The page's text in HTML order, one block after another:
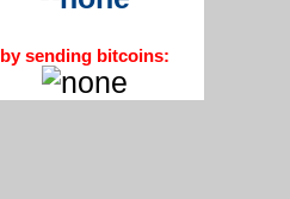
by sending bitcoins: